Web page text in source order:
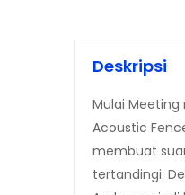
Deskripsi
Mulai
Acoustic
membuat
tertandingi.